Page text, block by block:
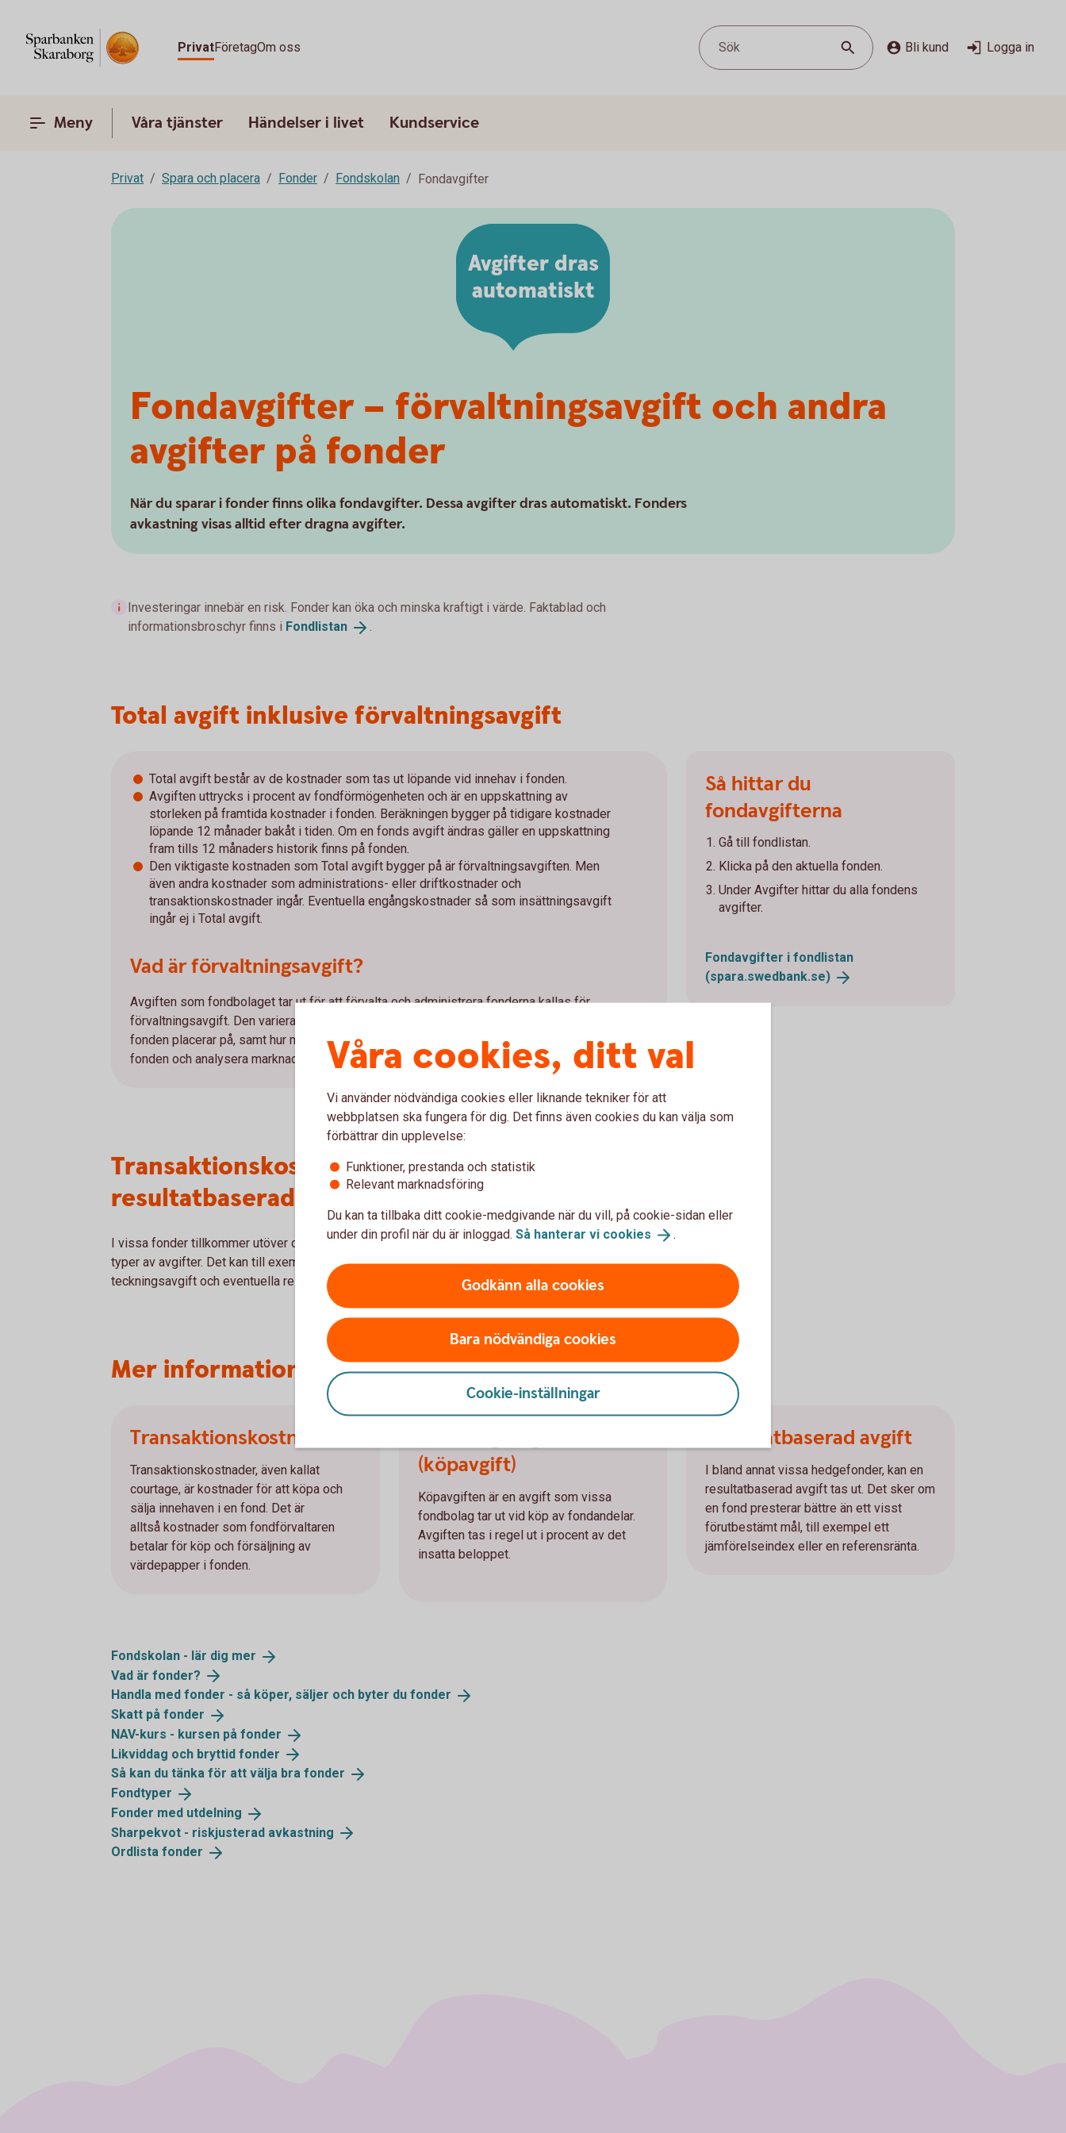
PrivatFöretagOm oss Sök Bli kund Logga in
Meny Våra tjänster Händelser i livet Kundservice
Privat Spara och placera Fonder Fondskolan Fondavgifter
Fondavgifter – förvaltningsavgift och andra
avgifter på fonder
När du sparar i fonder finns olika fondavgifter. Dessa avgifter dras automatiskt. Fonders
avkastning visas alltid efter dragna avgifter.
Avgifter dras
automatiskt
Investeringar innebär en risk. Fonder kan öka och minska kraftigt i värde. Faktablad och
informationsbroschyr finns i Fondlistan .
Total avgift inklusive förvaltningsavgift
Total avgift består av de kostnader som tas ut löpande vid innehav i fonden.
Avgiften uttrycks i procent av fondförmögenheten och är en uppskattning av
storleken på framtida kostnader i fonden. Beräkningen bygger på tidigare kostnader
löpande 12 månader bakåt i tiden. Om en fonds avgift ändras gäller en uppskattning
fram tills 12 månaders historik finns på fonden.
Den viktigaste kostnaden som Total avgift bygger på är förvaltningsavgiften. Men
även andra kostnader som administrations- eller driftkostnader och
transaktionskostnader ingår. Eventuella engångskostnader så som insättningsavgift
ingår ej i Total avgift.
Vad är förvaltningsavgift?
Avgiften som fondbolaget tar ut för att förvalta och administrera fonderna kallas för
förvaltningsavgift. Den varierar mellan olika fonder beroende på vilka marknader som
fonden placerar på, samt hur mycket arbete förvaltaren lägger ner på att administrera
fonden och analysera marknaden.
Så hittar du
fondavgifterna
Gå till fondlistan.
Klicka på den aktuella fonden.
Under Avgifter hittar du alla fondens
avgifter.
Fondavgifter i fondlistan
(spara.swedbank.se)
Transaktionskostnader, teckningsavgift och
resultatbaserad avgift
I vissa fonder tillkommer utöver den årliga avgiften, inklusive förvaltningsavgiften, andra
typer av avgifter. Det kan till exempel gälla transaktionskostnader/courtage,
teckningsavgift och eventuella resultatbaserade avgifter.
Mer information
Transaktionskostnader
Transaktionskostnader, även kallat
courtage, är kostnader för att köpa och
sälja innehaven i en fond. Det är
alltså kostnader som fondförvaltaren
betalar för köp och försäljning av
värdepapper i fonden.
(köpavgift)
Köpavgiften är en avgift som vissa
fondbolag tar ut vid köp av fondandelar.
Avgiften tas i regel ut i procent av det
insatta beloppet.
Resultatbaserad avgift
I bland annat vissa hedgefonder, kan en
resultatbaserad avgift tas ut. Det sker om
en fond presterar bättre än ett visst
förutbestämt mål, till exempel ett
jämförelseindex eller en referensränta.
Fondskolan - lär dig mer
Vad är fonder?
Handla med fonder - så köper, säljer och byter du fonder
Skatt på fonder
NAV-kurs - kursen på fonder
Likviddag och bryttid fonder
Så kan du tänka för att välja bra fonder
Fondtyper
Fonder med utdelning
Sharpekvot - riskjusterad avkastning
Ordlista fonder
Våra cookies, ditt val
Vi använder nödvändiga cookies eller liknande tekniker för att
webbplatsen ska fungera för dig. Det finns även cookies du kan välja som
förbättrar din upplevelse:
Funktioner, prestanda och statistik
Relevant marknadsföring
Du kan ta tillbaka ditt cookie-medgivande när du vill, på cookie-sidan eller
under din profil när du är inloggad. Så hanterar vi cookies .
Godkänn alla cookies
Bara nödvändiga cookies
Cookie-inställningar